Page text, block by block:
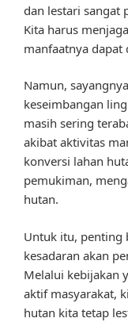
dan lestari sangat
Kita harus
manfaatnya dapat
Namun,
keseimbangan
masih sering
akibat aktivitas
konversi lahan
pemukiman,
hutan.
Untuk itu, penting
kesadaran akan
Melalui kebijakan
aktif masyarakat,
hutan kita tetap